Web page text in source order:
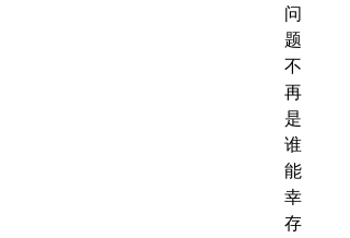
问
题
不
再
是
谁
能
幸
存